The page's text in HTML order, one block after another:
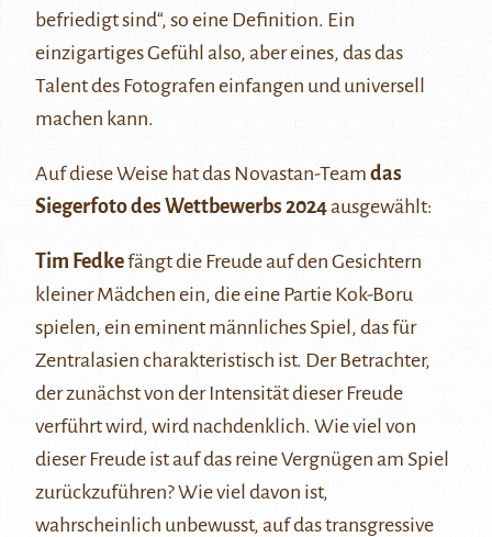
befriedigt sind“, so eine Definition. Ein
einzigartiges Gefühl also, aber eines, das das
Talent des Fotografen einfangen und universell
machen kann.
Auf diese Weise hat das Novastan-Team das
Siegerfoto des Wettbewerbs 2024ausgewählt:
Tim Fedkefängt die Freude auf den Gesichtern
kleiner Mädchen ein, die eine Partie Kok-Boru
spielen, ein eminent männliches Spiel, das für
Zentralasien charakteristisch ist. Der Betrachter,
der zunächst von der Intensität dieser Freude
verführt wird, wird nachdenklich. Wie viel von
dieser Freude ist auf das reine Vergnügen am Spiel
zurückzuführen? Wie viel davon ist,
wahrscheinlich unbewusst, auf das transgressive